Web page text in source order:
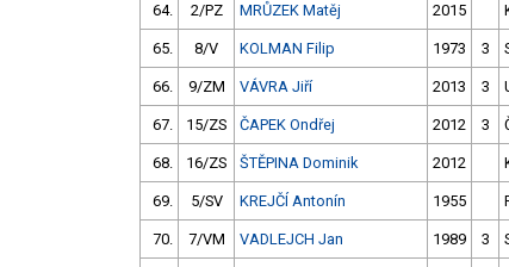
64. 2/PZ MRŮZEK Matěj 2015
65. 8/V KOLMAN Filip 1973 3
66. 9/ZM VÁVRA Jiří 2013 3
67. 15/ZS ČAPEK Ondřej 2012 3
68. 16/ZS ŠTĚPINA Dominik 2012
69. 5/SV KREJČÍ Antonín 1955
70. 7/VM VADLEJCH Jan 1989 3